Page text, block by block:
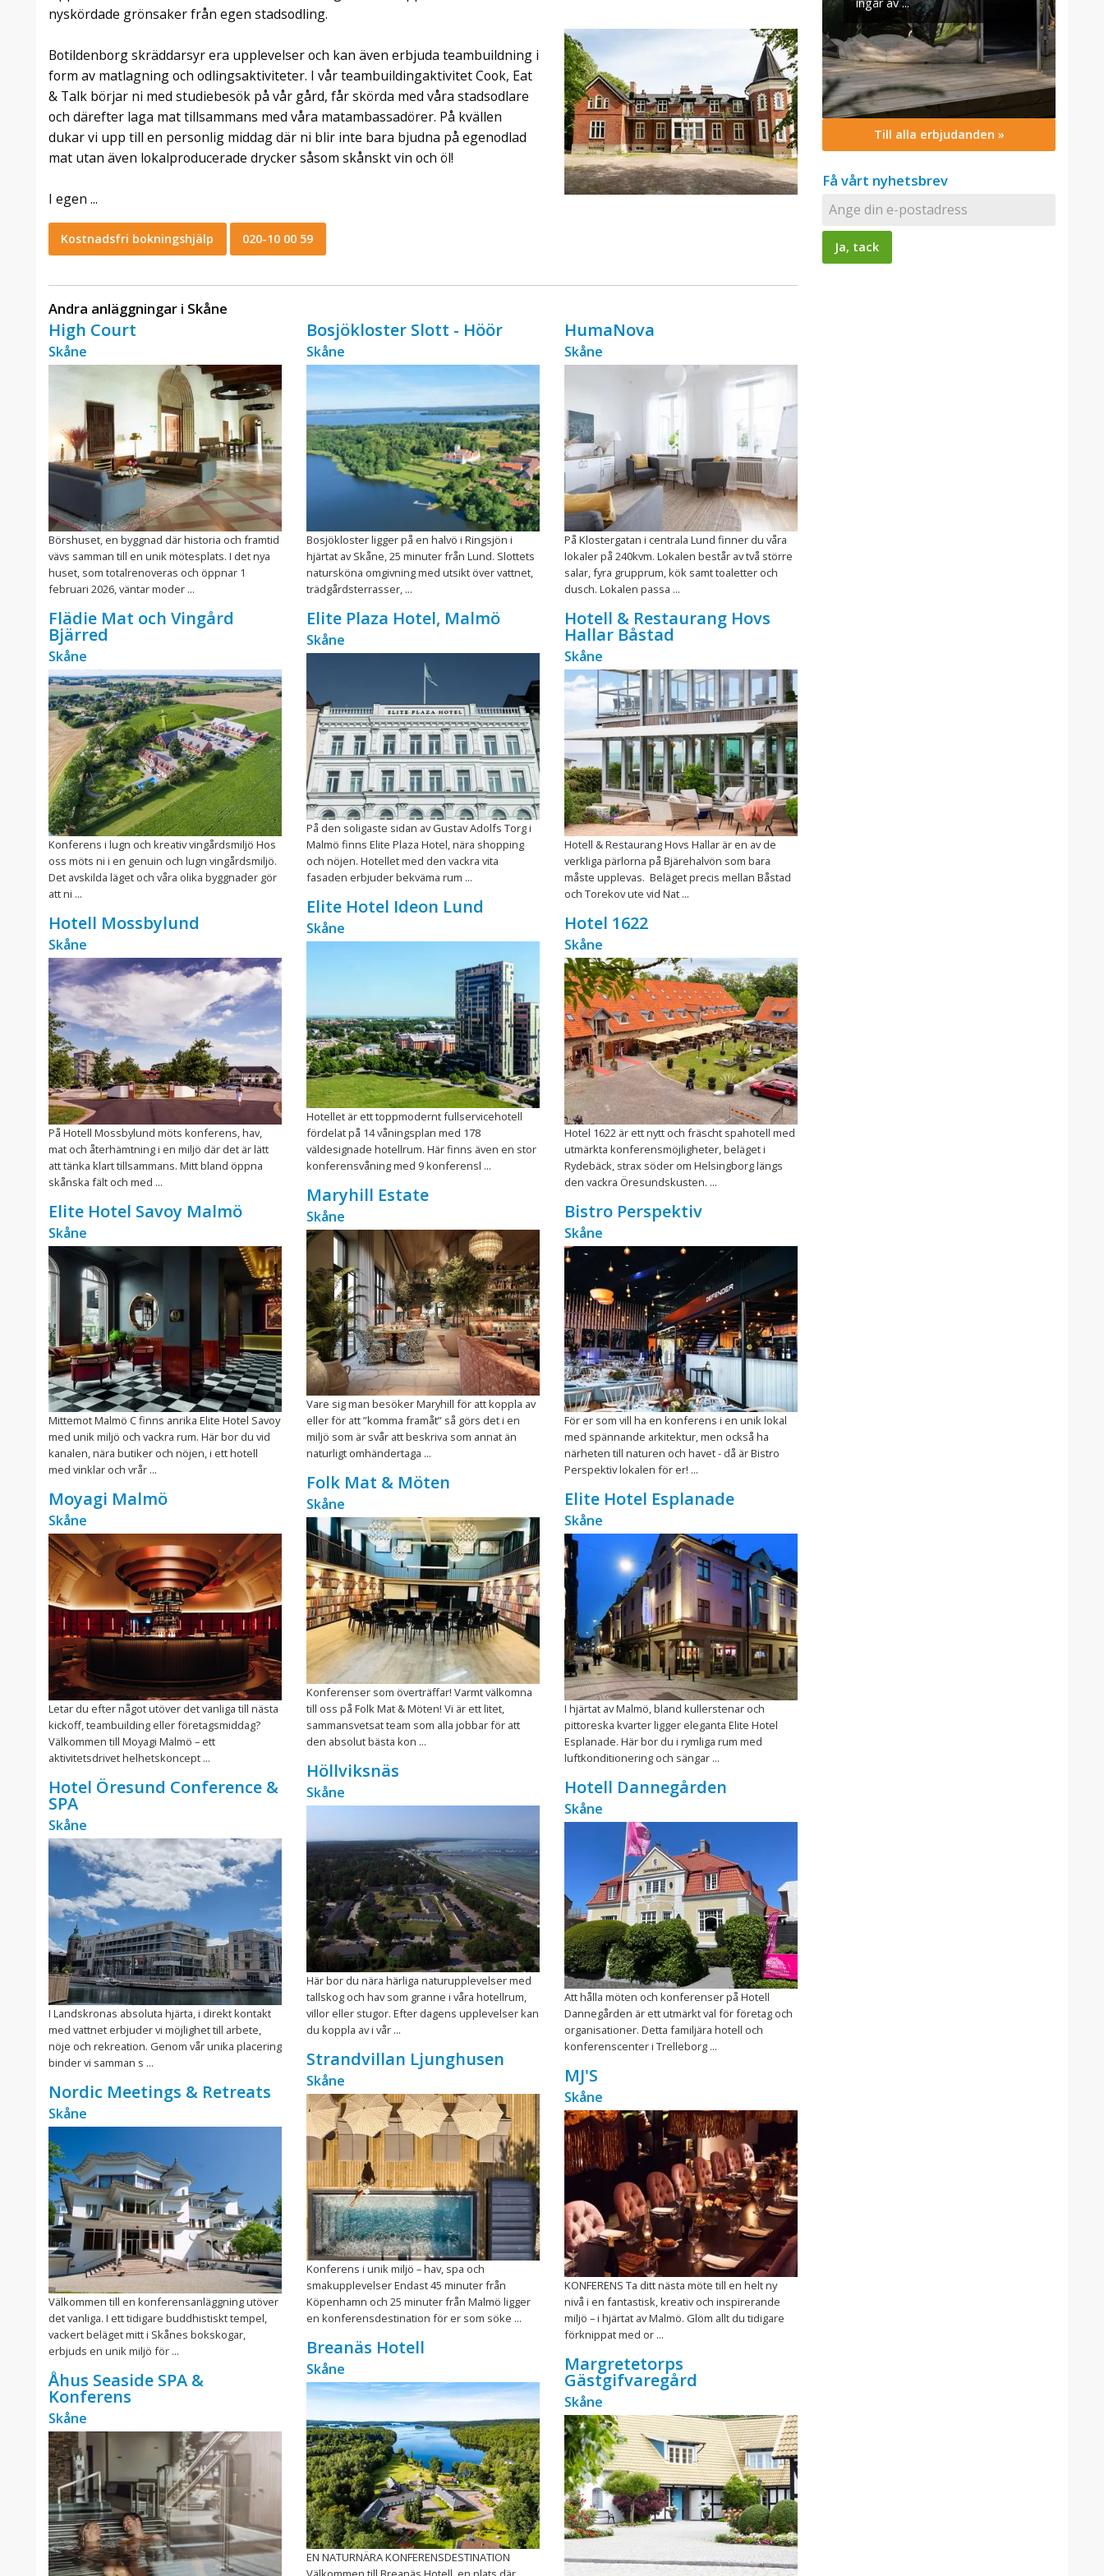
nyskördade grönsaker från egen stadsodling.
Botildenborg skräddarsyr era upplevelser och kan även erbjuda teambuildning i
form av matlagning och odlingsaktiviteter. I vår teambuildingaktivitet Cook, Eat
& Talk börjar ni med studiebesök på vår gård, får skörda med våra stadsodlare
och därefter laga mat tillsammans med våra matambassadörer. På kvällen
dukar vi upp till en personlig middag där ni blir inte bara bjudna på egenodlad
mat utan även lokalproducerade drycker såsom skånskt vin och öl!
I egen ...
Kostnadsfri bokningshjälp 020-10 00 59
Andra anläggningar i Skåne
High Court
Skåne
Börshuset, en byggnad där historia och framtid
vävs samman till en unik mötesplats. I det nya
huset, som totalrenoveras och öppnar 1
februari 2026, väntar moder ...
Flädie Mat och Vingård
Bjärred
Skåne
Konferens i lugn och kreativ vingårdsmiljö Hos
oss möts ni i en genuin och lugn vingårdsmiljö.
Det avskilda läget och våra olika byggnader gör
att ni ...
Hotell Mossbylund
Skåne
På Hotell Mossbylund möts konferens, hav,
mat och återhämtning i en miljö där det är lätt
att tänka klart tillsammans. Mitt bland öppna
skånska fält och med ...
Elite Hotel Savoy Malmö
Skåne
Mittemot Malmö C finns anrika Elite Hotel Savoy
med unik miljö och vackra rum. Här bor du vid
kanalen, nära butiker och nöjen, i ett hotell
med vinklar och vrår ...
Moyagi Malmö
Skåne
Letar du efter något utöver det vanliga till nästa
kickoff, teambuilding eller företagsmiddag?
Välkommen till Moyagi Malmö – ett
aktivitetsdrivet helhetskoncept ...
Hotel Öresund Conference &
SPA
Skåne
I Landskronas absoluta hjärta, i direkt kontakt
med vattnet erbjuder vi möjlighet till arbete,
nöje och rekreation. Genom vår unika placering
binder vi samman s ...
Nordic Meetings & Retreats
Skåne
Välkommen till en konferensanläggning utöver
det vanliga. I ett tidigare buddhistiskt tempel,
vackert beläget mitt i Skånes bokskogar,
erbjuds en unik miljö för ...
Åhus Seaside SPA &
Konferens
Skåne
Bosjökloster Slott - Höör
Skåne
Bosjökloster ligger på en halvö i Ringsjön i
hjärtat av Skåne, 25 minuter från Lund. Slottets
natursköna omgivning med utsikt över vattnet,
trädgårdsterrasser, ...
Elite Plaza Hotel, Malmö
Skåne
På den soligaste sidan av Gustav Adolfs Torg i
Malmö finns Elite Plaza Hotel, nära shopping
och nöjen. Hotellet med den vackra vita
fasaden erbjuder bekväma rum ...
Elite Hotel Ideon Lund
Skåne
Hotellet är ett toppmodernt fullservicehotell
fördelat på 14 våningsplan med 178
väldesignade hotellrum. Här finns även en stor
konferensvåning med 9 konferensl ...
Maryhill Estate
Skåne
Vare sig man besöker Maryhill för att koppla av
eller för att ”komma framåt” så görs det i en
miljö som är svår att beskriva som annat än
naturligt omhändertaga ...
Folk Mat & Möten
Skåne
Konferenser som överträffar! Varmt välkomna
till oss på Folk Mat & Möten! Vi är ett litet,
sammansvetsat team som alla jobbar för att
den absolut bästa kon ...
Höllviksnäs
Skåne
Här bor du nära härliga naturupplevelser med
tallskog och hav som granne i våra hotellrum,
villor eller stugor. Efter dagens upplevelser kan
du koppla av i vår ...
Strandvillan Ljunghusen
Skåne
Konferens i unik miljö – hav, spa och
smakupplevelser Endast 45 minuter från
Köpenhamn och 25 minuter från Malmö ligger
en konferensdestination för er som söke ...
Breanäs Hotell
Skåne
EN NATURNÄRA KONFERENSDESTINATION
HumaNova
Skåne
På Klostergatan i centrala Lund finner du våra
lokaler på 240kvm. Lokalen består av två större
salar, fyra grupprum, kök samt toaletter och
dusch. Lokalen passa ...
Hotell & Restaurang Hovs
Hallar Båstad
Skåne
Hotell & Restaurang Hovs Hallar är en av de
verkliga pärlorna på Bjärehalvön som bara
måste upplevas. Beläget precis mellan Båstad
och Torekov ute vid Nat ...
Hotel 1622
Skåne
Hotel 1622 är ett nytt och fräscht spahotell med
utmärkta konferensmöjligheter, beläget i
Rydebäck, strax söder om Helsingborg längs
den vackra Öresundskusten. ...
Bistro Perspektiv
Skåne
För er som vill ha en konferens i en unik lokal
med spännande arkitektur, men också ha
närheten till naturen och havet - då är Bistro
Perspektiv lokalen för er! ...
Elite Hotel Esplanade
Skåne
I hjärtat av Malmö, bland kullerstenar och
pittoreska kvarter ligger eleganta Elite Hotel
Esplanade. Här bor du i rymliga rum med
luftkonditionering och sängar ...
Hotell Dannegården
Skåne
Att hålla möten och konferenser på Hotell
Dannegården är ett utmärkt val för företag och
organisationer. Detta familjära hotell och
konferenscenter i Trelleborg ...
MJ'S
Skåne
KONFERENS Ta ditt nästa möte till en helt ny
nivå i en fantastisk, kreativ och inspirerande
miljö – i hjärtat av Malmö. Glöm allt du tidigare
förknippat med or ...
Margretetorps
Gästgifvaregård
Skåne
Till alla erbjudanden »
Få vårt nyhetsbrev